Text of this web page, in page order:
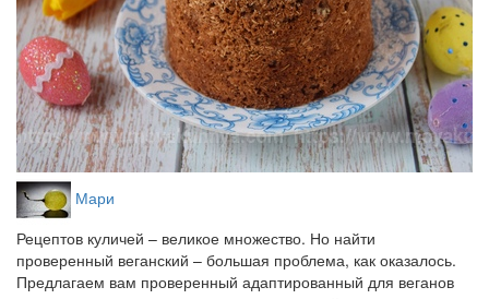
Мари
Рецептов куличей – великое множество. Но найти
проверенный веганский – большая проблема, как оказалось.
Предлагаем вам проверенный адаптированный для веганов